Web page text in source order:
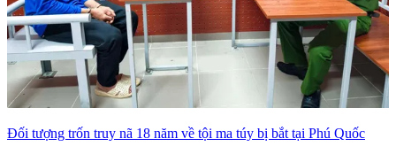
Đối tượng trốn truy nã 18 năm về tội ma túy bị bắt tại Phú Quốc